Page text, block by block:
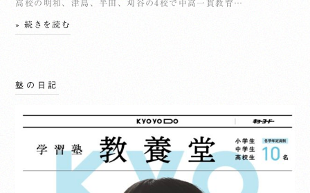
高校の明和、津島、半田、刈谷の4校で中高一貫教育…
» 続きを読む
塾の日記